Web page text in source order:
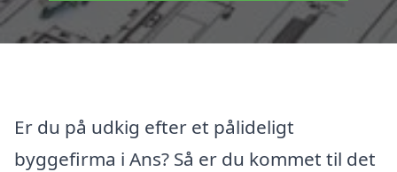
Er du på udkig efter et pålideligt
byggefirma i Ans? Så er du kommet til det